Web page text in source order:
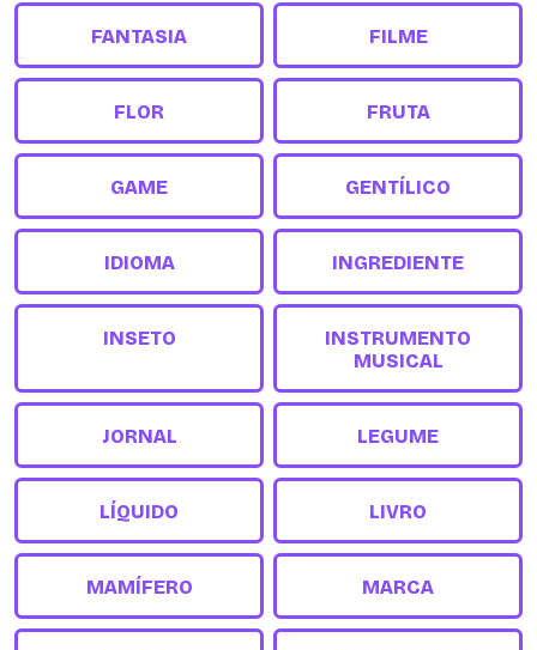
FANTASIA FILME
FLOR FRUTA
GAME GENTÍLICO
IDIOMA INGREDIENTE
INSETO
INSTRUMENTO
MUSICAL
JORNAL LEGUME
LÍQUIDO LIVRO
MAMÍFERO MARCA